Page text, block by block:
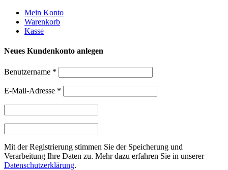
Weiter
zum
Inhalt
Mein Konto
Warenkorb
Kasse
Neues Kundenkonto anlegen
Benutzername *
E-Mail-Adresse *
Mit der Registrierung stimmen Sie der Speicherung und
Verarbeitung Ihre Daten zu. Mehr dazu erfahren Sie in unserer
Datenschutzerklärung.